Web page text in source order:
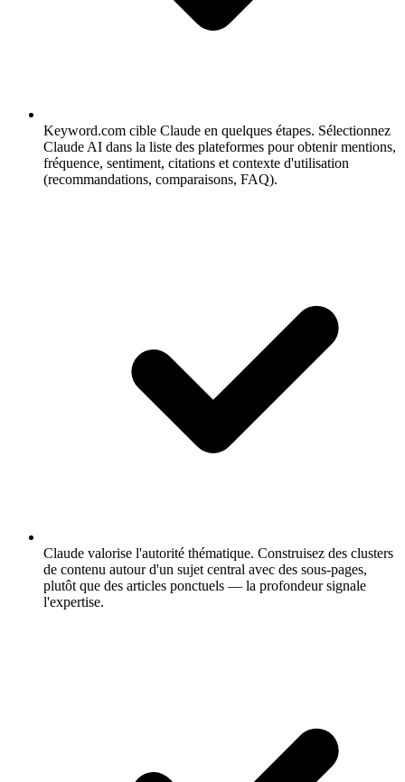
Keyword.com cible Claude en quelques étapes. Sélectionnez
Claude AI dans la liste des plateformes pour obtenir mentions,
fréquence, sentiment, citations et contexte d'utilisation
(recommandations, comparaisons, FAQ).
Claude valorise l'autorité thématique. Construisez des clusters
de contenu autour d'un sujet central avec des sous-pages,
plutôt que des articles ponctuels — la profondeur signale
l'expertise.